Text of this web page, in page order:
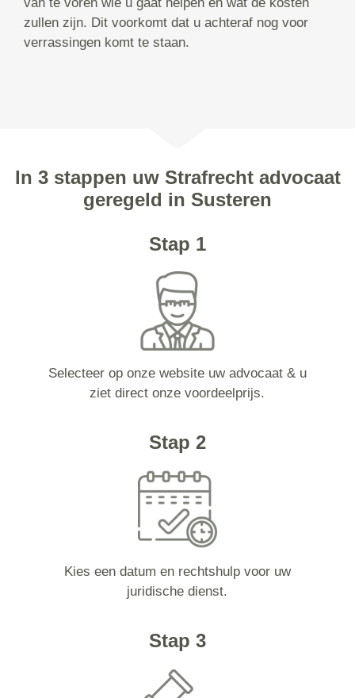
zullen zijn. Dit voorkomt dat u achteraf nog voor
verrassingen komt te staan.
In 3 stappen uw Strafrecht advocaat
geregeld in Susteren
Stap 1
Selecteer op onze website uw advocaat & u
ziet direct onze voordeelprijs.
Stap 2
Kies een datum en rechtshulp voor uw
juridische dienst.
Stap 3